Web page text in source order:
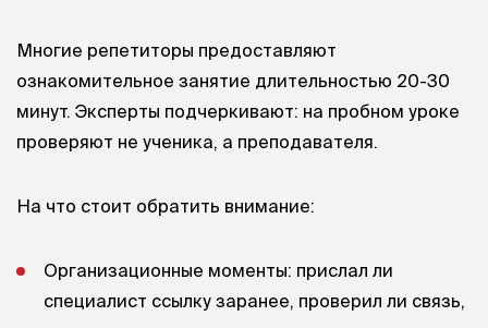
Многие репетиторы предоставляют
ознакомительное занятие длительностью 20-30
минут. Эксперты подчеркивают: на пробном уроке
проверяют не ученика, а преподавателя.
На что стоит обратить внимание:
Организационные моменты: прислал ли
специалист ссылку заранее, проверил ли связь,